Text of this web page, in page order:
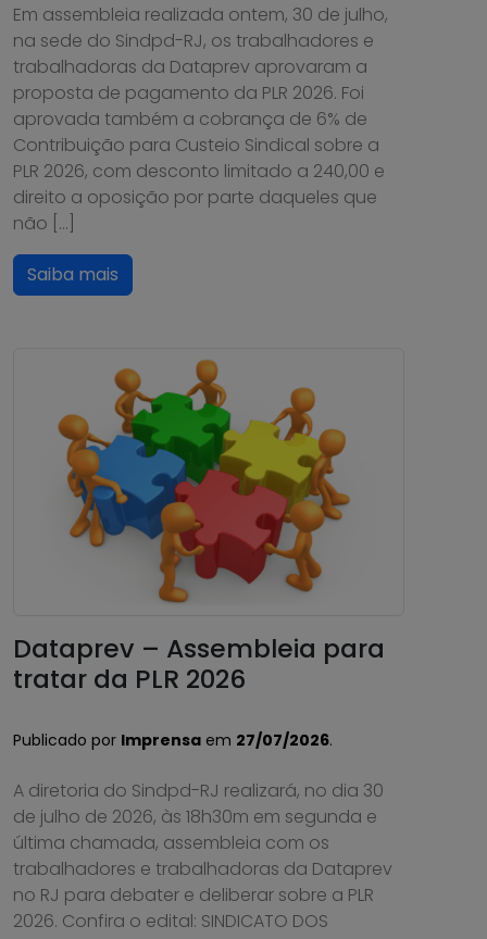
Em assembleia realizada ontem, 30 de julho,
na sede do Sindpd-RJ, os trabalhadores e
trabalhadoras da Dataprev aprovaram a
proposta de pagamento da PLR 2026. Foi
aprovada também a cobrança de 6% de
Contribuição para Custeio Sindical sobre a
PLR 2026, com desconto limitado a 240,00 e
direito a oposição por parte daqueles que
não […]
Saiba mais
Dataprev – Assembleia para
tratar da PLR 2026
Publicado por Imprensa em 27/07/2026.
A diretoria do Sindpd-RJ realizará, no dia 30
de julho de 2026, às 18h30m em segunda e
última chamada, assembleia com os
trabalhadores e trabalhadoras da Dataprev
no RJ para debater e deliberar sobre a PLR
2026. Confira o edital: SINDICATO DOS